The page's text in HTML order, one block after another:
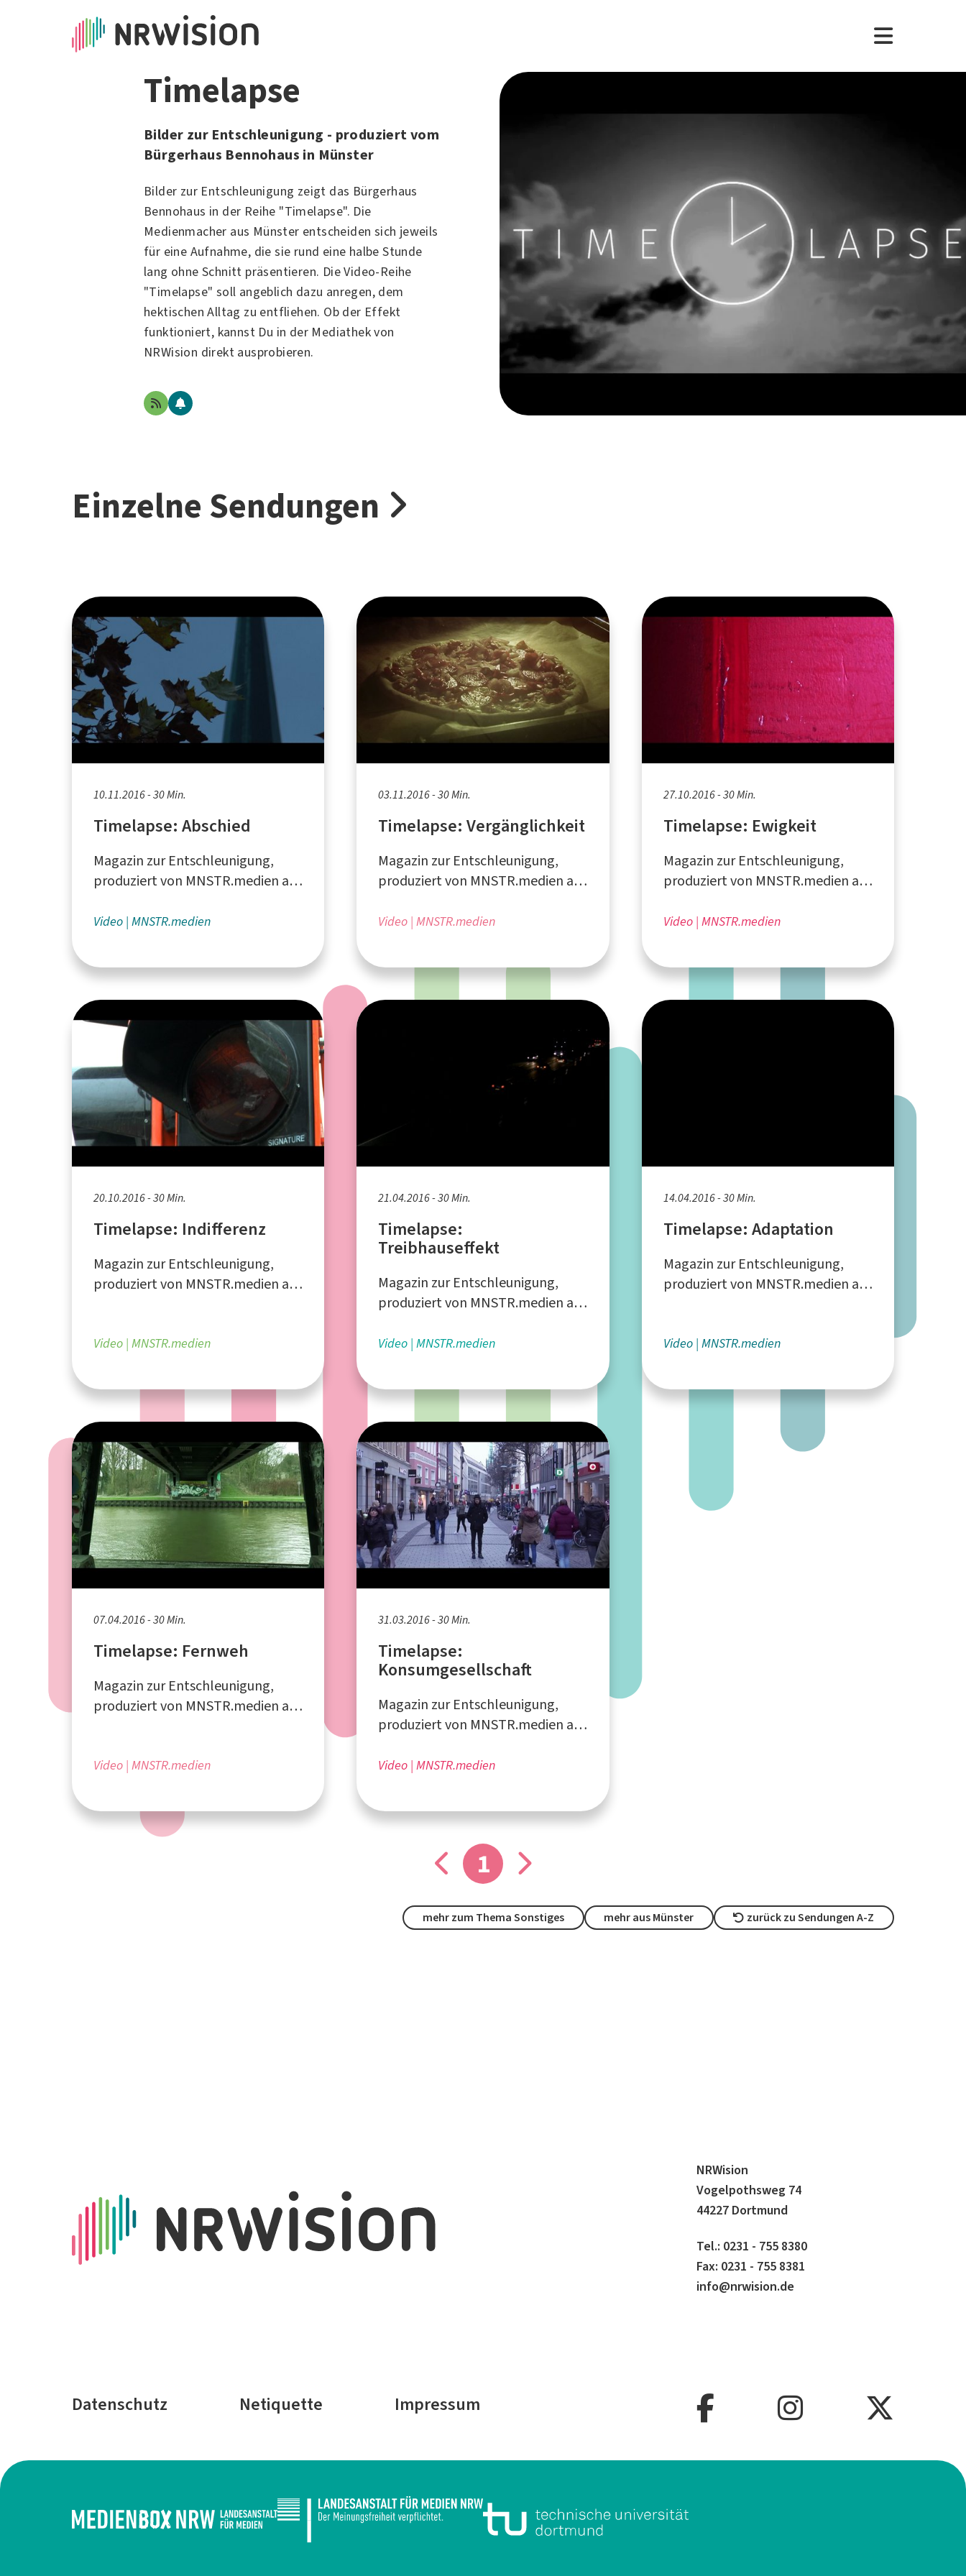
Timelapse
Bilder zur Entschleunigung - produziert vom
Bürgerhaus Bennohaus in Münster
Bilder zur Entschleunigung zeigt das Bürgerhaus
Bennohaus in der Reihe "Timelapse". Die
Medienmacher aus Münster entscheiden sich jeweils
für eine Aufnahme, die sie rund eine halbe Stunde
lang ohne Schnitt präsentieren. Die Video-Reihe
"Timelapse" soll angeblich dazu anregen, dem
hektischen Alltag zu entfliehen. Ob der Effekt
funktioniert, kannst Du in der Mediathek von
NRWision direkt ausprobieren.
Einzelne Sendungen
10.11.2016 - 30 Min.
Timelapse: Abschied
Magazin zur Entschleunigung,
produziert von MNSTR.medien aus
Video MNSTR.medien
03.11.2016 - 30 Min.
Timelapse: Vergänglichkeit
Magazin zur Entschleunigung,
produziert von MNSTR.medien aus
Video MNSTR.medien
27.10.2016 - 30 Min.
Timelapse: Ewigkeit
Magazin zur Entschleunigung,
produziert von MNSTR.medien aus
Video MNSTR.medien
20.10.2016 - 30 Min.
Timelapse: Indifferenz
Magazin zur Entschleunigung,
produziert von MNSTR.medien aus
Video MNSTR.medien
21.04.2016 - 30 Min.
Timelapse:
Treibhauseffekt
Magazin zur Entschleunigung,
produziert von MNSTR.medien aus
Video MNSTR.medien
14.04.2016 - 30 Min.
Timelapse: Adaptation
Magazin zur Entschleunigung,
produziert von MNSTR.medien aus
Video MNSTR.medien
07.04.2016 - 30 Min.
Timelapse: Fernweh
Magazin zur Entschleunigung,
produziert von MNSTR.medien aus
Video MNSTR.medien
31.03.2016 - 30 Min.
Timelapse:
Konsumgesellschaft
Magazin zur Entschleunigung,
produziert von MNSTR.medien aus
Video MNSTR.medien
1
mehr zum Thema Sonstiges mehr aus Münster zurück zu Sendungen A-Z
NRWision
Vogelpothsweg 74
44227 Dortmund
Tel.: 0231 - 755 8380
Fax: 0231 - 755 8381
info@nrwision.de
Datenschutz Netiquette Impressum